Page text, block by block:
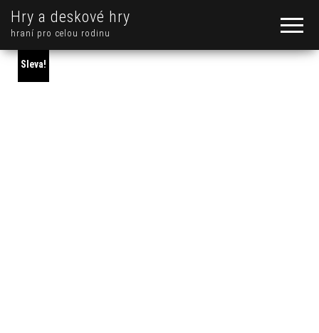
Hry a deskové hry
hraní pro celou rodinu
Sleva!